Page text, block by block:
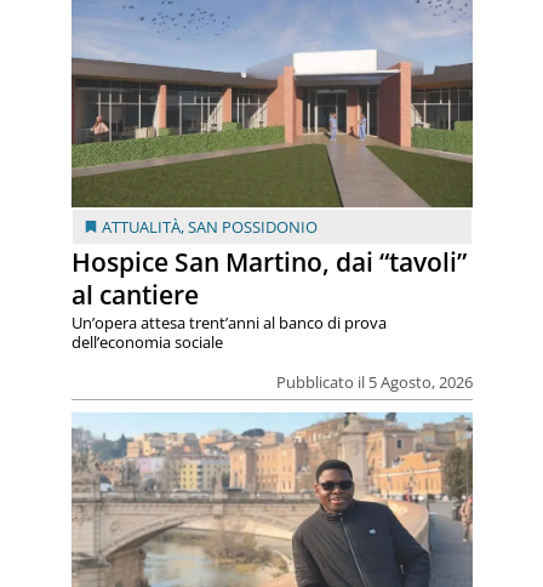
ATTUALITÀ,SAN POSSIDONIO
Hospice San Martino, dai “tavoli”
al cantiere
Pubblicato il 5 Agosto, 2026
Un’opera attesa trent’anni al banco di prova
dell’economia sociale